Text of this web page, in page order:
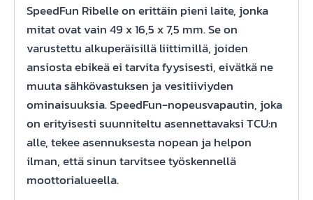
SpeedFun Ribelle on erittäin pieni laite, jonka
mitat ovat vain 49 x 16,5 x 7,5 mm. Se on
varustettu alkuperäisillä liittimillä, joiden
ansiosta ebikeä ei tarvita fyysisesti, eivätkä ne
muuta sähkövastuksen ja vesitiiviyden
ominaisuuksia. SpeedFun-nopeusvapautin, joka
on erityisesti suunniteltu asennettavaksi TCU:n
alle, tekee asennuksesta nopean ja helpon
ilman, että sinun tarvitsee työskennellä
moottorialueella.